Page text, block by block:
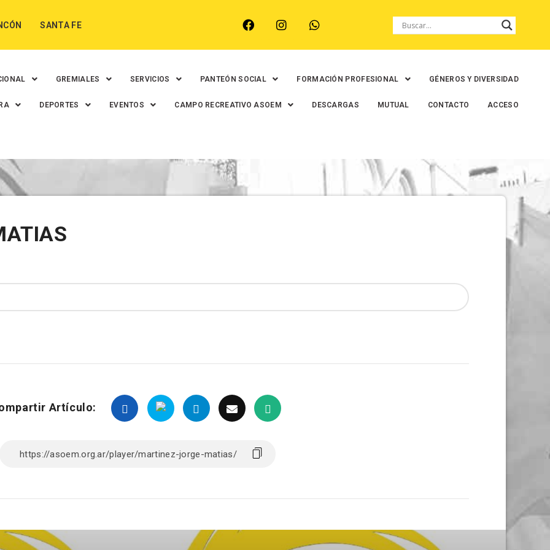
SANTA FE
GREMIALES SERVICIOS PANTEÓN SOCIAL FORMACIÓN PROFESIONAL GÉNEROS Y DIVERSIDAD
DEPORTES EVENTOS CAMPO RECREATIVO ASOEM DESCARGAS MUTUAL CONTACTO ACCESO
Artículo: